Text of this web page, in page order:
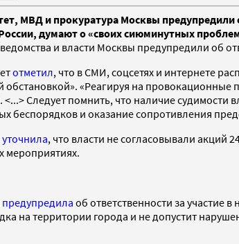
МВД и прокуратура Москвы предупредили
думают о «своих сиюминутных
и власти Москвы предупредили об
отметил, что в СМИ, соцсетях и интернете
«Реагируя на провокационные
<...> Следует помнить, что наличие
беспорядков и оказание сопротивления
уточнила, что власти не согласовывали акций
мероприятиях.
предупредила об ответственности за
на территории города и не допустит